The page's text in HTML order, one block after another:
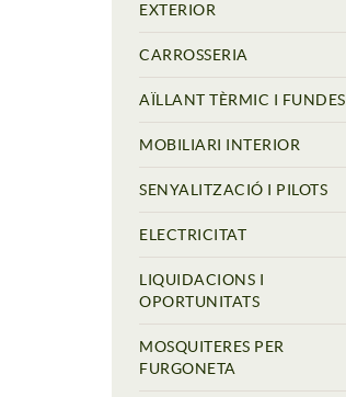
EXTERIOR
CARROSSERIA
AÏLLANT TÈRMIC I FUNDES
MOBILIARI INTERIOR
SENYALITZACIÓ I PILOTS
ELECTRICITAT
LIQUIDACIONS I
OPORTUNITATS
MOSQUITERES PER
FURGONETA